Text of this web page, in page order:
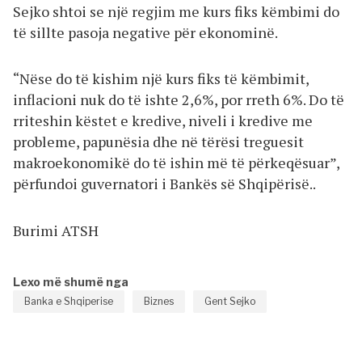
Sejko shtoi se një regjim me kurs fiks këmbimi do
të sillte pasoja negative për ekonominë.
“Nëse do të kishim një kurs fiks të këmbimit,
inflacioni nuk do të ishte 2,6%, por rreth 6%. Do të
rriteshin këstet e kredive, niveli i kredive me
probleme, papunësia dhe në tërësi treguesit
makroekonomikë do të ishin më të përkeqësuar”,
përfundoi guvernatori i Bankës së Shqipërisë..
Burimi ATSH
Lexo më shumë nga
Banka e Shqiperise Biznes Gent Sejko